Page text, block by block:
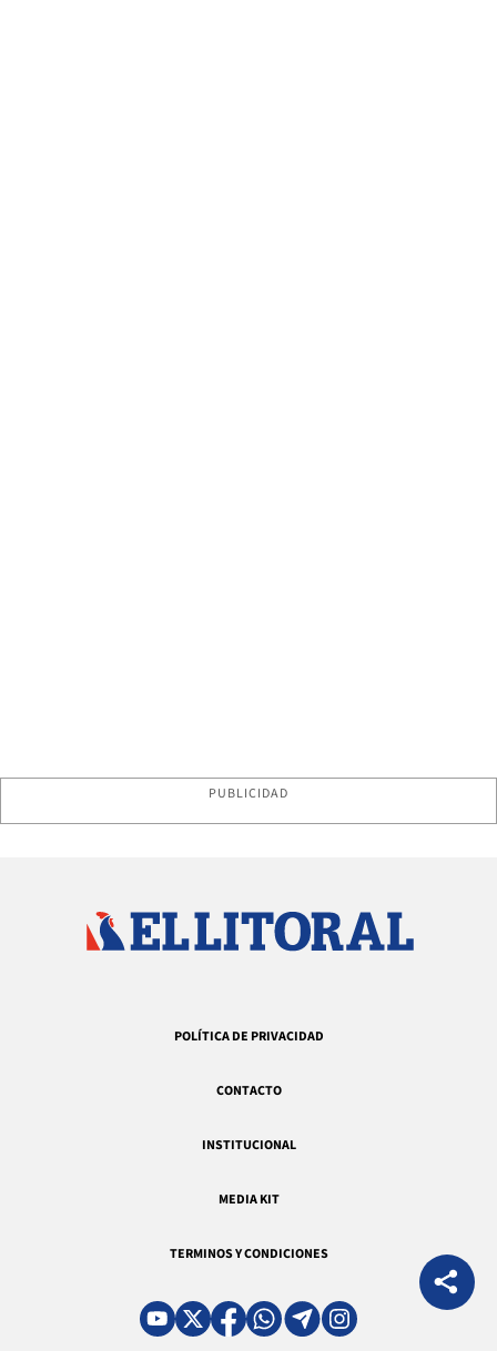
PUBLICIDAD
POLÍTICA DE PRIVACIDAD
CONTACTO
INSTITUCIONAL
MEDIA KIT
TERMINOS Y CONDICIONES